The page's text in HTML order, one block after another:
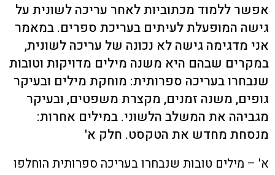
אפשר ללמוד מכתוביות לאחר עריכה לשונית על
גישה המופעלת לעיתים בעריכת ספרים. במאמר
אני מדגימה גישה לא נכונה של עריכה לשונית,
במקרים שבהם היא משנה מילים מדויקות וטובות
שנבחרו בעריכה ספרותית: מוחקת מילים ובעיקר
גופים, משנה זמנים, מקצרת משפטים, ובעיקר
מגביהה את המשלב הלשוני. במילים אחרות:
מנסחת מחדש את הטקסט. חלק א'
א' – מילים טובות שנבחרו בעריכה ספרותית הוחלפו